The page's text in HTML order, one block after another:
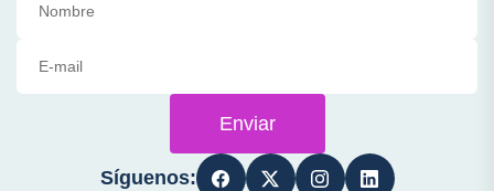
Enviar
Síguenos: